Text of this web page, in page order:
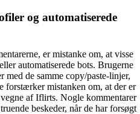
og automatiserede
er mistanke om, at visse
automatiserede bots. Brugerne
med de samme copy/paste-linjer,
forstærker mistanken om, at der er
af Iflirts. Nogle kommentarer
beskeder, når de har forsøgt